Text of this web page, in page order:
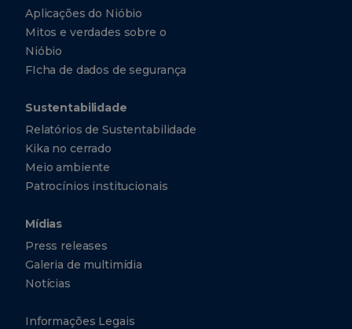
Aplicações do Nióbio
Mitos e verdades sobre o
Nióbio
FIcha de dados de segurança
Sustentabilidade
Relatórios de Sustentabilidade
Kika no cerrado
Meio ambiente
Patrocínios institucionais
Mídias
Press releases
Galeria de multimídia
Notícias
Informações Legais